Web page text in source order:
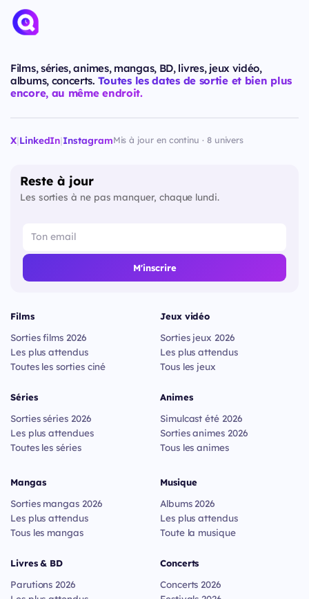
Films, séries, animes, mangas, BD, livres, jeux vidéo,
albums, concerts. Toutes les dates de sortie et bien plus
encore, au même endroit.
X|LinkedIn|InstagramMis à jour en continu · 8 univers
Reste à jour
Les sorties à ne pas manquer, chaque lundi.
M'inscrire
Films
Sorties films 2026
Les plus attendus
Toutes les sorties ciné
Séries
Sorties séries 2026
Les plus attendues
Toutes les séries
Jeux vidéo
Sorties jeux 2026
Les plus attendus
Tous les jeux
Animes
Simulcast été 2026
Sorties animes 2026
Tous les animes
Mangas
Sorties mangas 2026
Les plus attendus
Tous les mangas
Livres & BD
Parutions 2026
Musique
Albums 2026
Les plus attendus
Toute la musique
Concerts
Concerts 2026